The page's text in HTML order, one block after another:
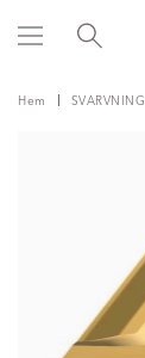
Hem SVARVNING